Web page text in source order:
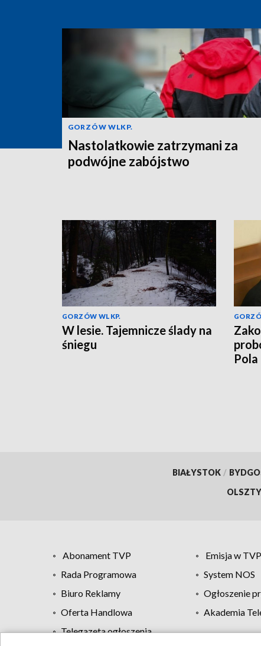
GORZÓW WLKP.
Nastolatkowie zatrzymani za
podwójne zabójstwo
GORZÓW WLKP.
W lesie. Tajemnicze ślady na
śniegu
Pola
BIAŁYSTOK /
Abonament TVP Emisja w TVP
Rada Programowa
System NOS
Biuro Reklamy
Ogłoszenie
Oferta Handlowa
Akademia
Telegazeta ogłoszenia